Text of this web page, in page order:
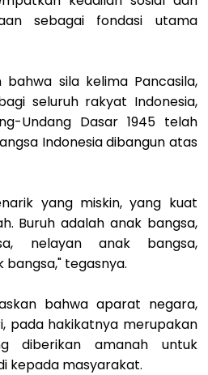
sebagai fondasi utama
bahwa sila kelima Pancasila,
seluruh rakyat Indonesia,
Undang Dasar 1945 telah
Indonesia dibangun atas
yang miskin, yang kuat
Buruh adalah anak bangsa,
nelayan anak bangsa,
bangsa," tegasnya.
bahwa aparat negara,
pada hakikatnya merupakan
diberikan amanah untuk
kepada masyarakat.